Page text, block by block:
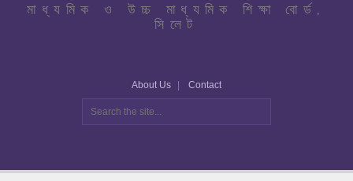
মাধ্যমিক ও উচ্চ মাধ্যমিক শিক্ষা বোর্ড,
সিলেট
About Us Contact